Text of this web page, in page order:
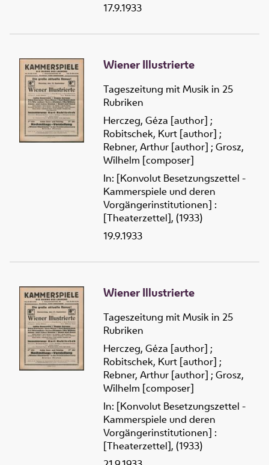
17.9.1933
Wiener Illustrierte
Tageszeitung mit Musik in 25
Rubriken
Herczeg, Géza [author] ;
Robitschek, Kurt [author] ;
Rebner, Arthur [author] ; Grosz,
Wilhelm [composer]
In: [Konvolut Besetzungszettel -
Kammerspiele und deren
Vorgängerinstitutionen] :
[Theaterzettel], (1933)
19.9.1933
Wiener Illustrierte
Tageszeitung mit Musik in 25
Rubriken
Herczeg, Géza [author] ;
Robitschek, Kurt [author] ;
Rebner, Arthur [author] ; Grosz,
Wilhelm [composer]
In: [Konvolut Besetzungszettel -
Kammerspiele und deren
Vorgängerinstitutionen] :
[Theaterzettel], (1933)